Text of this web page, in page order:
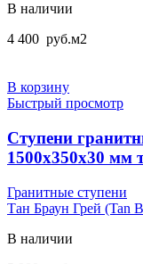
В наличии
4 400 руб.м2
В корзину
Быстрый просмотр
Ступени
1500x350x30 мм
Гранитные ступени
Тан Браун Грей (Tan
В наличии